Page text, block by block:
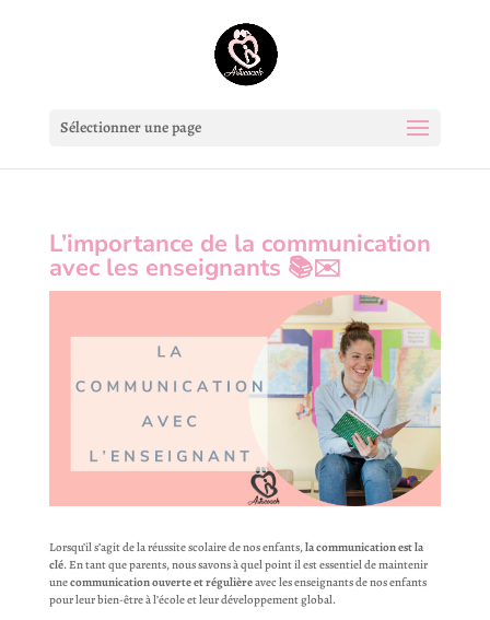
Sélectionner une page
L’importance de la communication
avec les enseignants 📚✉️
Lorsqu’il s’agit de la réussite scolaire de nos enfants,la communication est la
clé. En tant que parents, nous savons à quel point il est essentiel de maintenir
unecommunication ouverte et régulièreavec les enseignants de nos enfants
pour leur bien-être à l’école et leur développement global.